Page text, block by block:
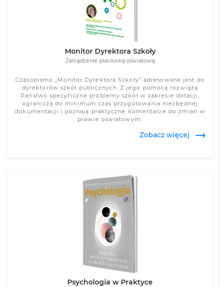
Monitor Dyrektora Szkoły
Zarządzenie placówką oświatową
Czasopismo „Monitor Dyrektora Szkoły” adresowane jest do
dyrektorów szkół publicznych. Z jego pomocą rozwiążą
Państwo specyficzne problemy szkół w zakresie dotacji,
ograniczą do minimum czas przygotowania niezbędnej
dokumentacji i poznają praktyczne komentarze do zmian w
prawie oświatowym.
Zobacz więcej
Psychologia w Praktyce